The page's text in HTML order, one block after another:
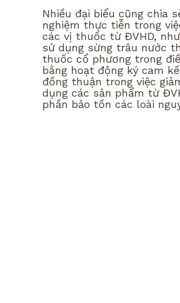
Nhiều đại biểu cũng chia
nghiệm thực tiễn trong
các vị thuốc từ ĐVHD,
sử dụng sừng trâu nước
thuốc cổ phương trong
bằng hoạt động ký cam
đồng thuận trong việc
dụng các sản phẩm từ
phần bảo tồn các loài